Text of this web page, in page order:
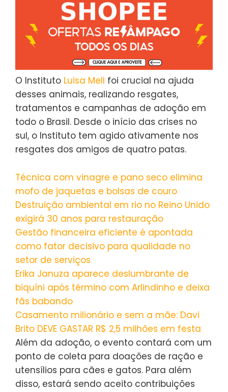
O Instituto Luisa Mell foi crucial na ajuda
desses animais, realizando resgates,
tratamentos e campanhas de adoção em
todo o Brasil. Desde o início das crises no
sul, o Instituto tem agido ativamente nos
resgates dos amigos de quatro patas.
Técnica com vinagre e pano seco elimina
mofo de jaquetas e bolsas de couro
Destruição ambiental em rio no Reino Unido
exigirá 30 anos para restauração
Gestão financeira eficiente é apontada
como fator decisivo para qualidade no
setor de serviços
Erika Januza aparece deslumbrante de
biquíni após término com Arlindinho e deixa
fãs babando
Casamento milionário e sem a mãe: Davi
Brito DEVE GASTAR R$ 2,5 milhões em festa
Além da adoção, o evento contará com um
ponto de coleta para doações de ração e
utensílios para cães e gatos. Para além
disso, estará sendo aceito contribuições